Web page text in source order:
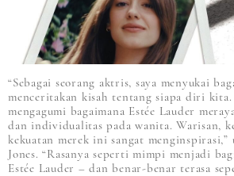
“Sebagai seorang aktris, saya menyukai
menceritakan kisah tentang siapa diri kita.
mengagumi bagaimana Estée Lauder
dan individualitas pada wanita. Warisan,
kekuatan merek ini sangat menginspirasi,”
Jones. “Rasanya seperti mimpi menjadi
Estée Lauder – dan benar-benar terasa